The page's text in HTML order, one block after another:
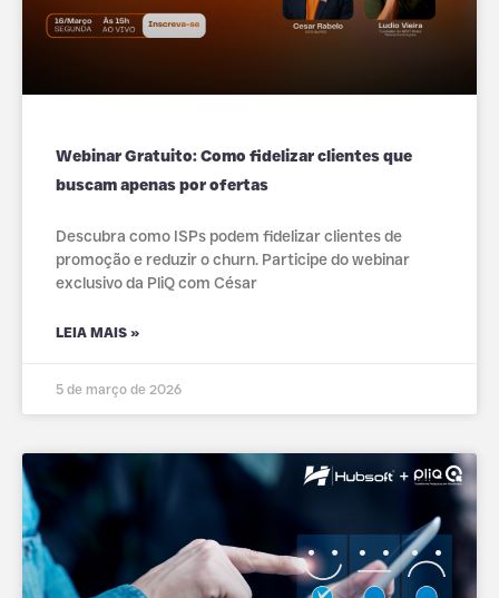
Webinar Gratuito: Como fidelizar clientes que
buscam apenas por ofertas
Descubra como ISPs podem fidelizar clientes de
promoção e reduzir o churn. Participe do webinar
exclusivo da PliQ com César
LEIA MAIS »
5 de março de 2026